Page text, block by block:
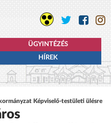
ÜGYINTÉZÉS
HÍREK
Képviselő-testületi ülésre